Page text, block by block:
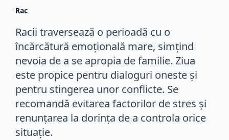
Rac
Racii traversează o perioadă cu o
încărcătură emoțională mare, simțind
nevoia de a se apropia de familie. Ziua
este propice pentru dialoguri oneste și
pentru stingerea unor conflicte. Se
recomandă evitarea factorilor de stres și
renunțarea la dorința de a controla orice
situație.